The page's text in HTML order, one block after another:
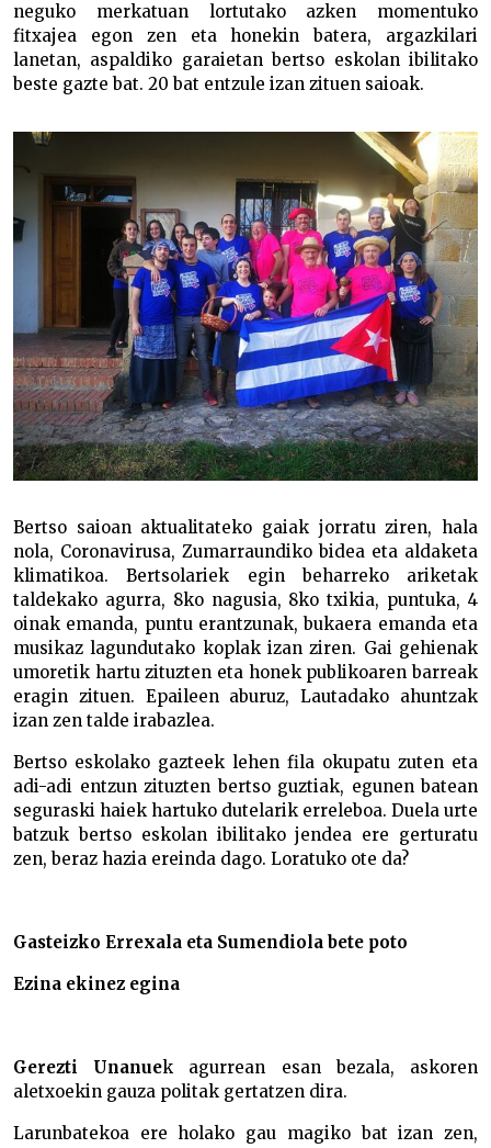
neguko merkatuan lortutako azken momentuko
fitxajea egon zen eta honekin batera, argazkilari
lanetan, aspaldiko garaietan bertso eskolan ibilitako
beste gazte bat. 20 bat entzule izan zituen saioak.
Bertso saioan aktualitateko gaiak jorratu ziren, hala
nola, Coronavirusa, Zumarraundiko bidea eta aldaketa
klimatikoa. Bertsolariek egin beharreko ariketak
taldekako agurra, 8ko nagusia, 8ko txikia, puntuka, 4
oinak emanda, puntu erantzunak, bukaera emanda eta
musikaz lagundutako koplak izan ziren. Gai gehienak
umoretik hartu zituzten eta honek publikoaren barreak
eragin zituen. Epaileen aburuz, Lautadako ahuntzak
izan zen talde irabazlea.
Bertso eskolako gazteek lehen fila okupatu zuten eta
adi-adi entzun zituzten bertso guztiak, egunen batean
seguraski haiek hartuko dutelarik erreleboa. Duela urte
batzuk bertso eskolan ibilitako jendea ere gerturatu
zen, beraz hazia ereinda dago. Loratuko ote da?
Gasteizko Errexala eta Sumendiola bete poto
Ezina ekinez egina
Gerezti Unanuek agurrean esan bezala, askoren
aletxoekin gauza politak gertatzen dira.
Larunbatekoa ere holako gau magiko bat izan zen,